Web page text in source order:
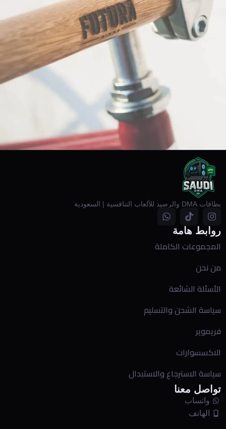
Furniture
Netus eu mollis hac dignis
بطاقات DMA والرصيد للألعاب التنافسية | السعودية
روابط هامة
المجموعات الكاملة
من نحن
الأسئلة الشائعة
سياسة الشحن والتسليم
فريموير
الاكسسوارات
سياسة الاسترجاع والاستبدال
تواصل معنا
واتساب
الهاتف